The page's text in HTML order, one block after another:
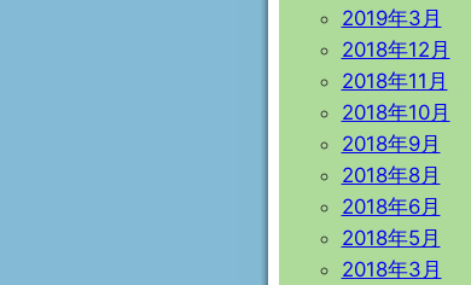
2019年3月
2018年12月
2018年11月
2018年10月
2018年9月
2018年8月
2018年6月
2018年5月
2018年3月